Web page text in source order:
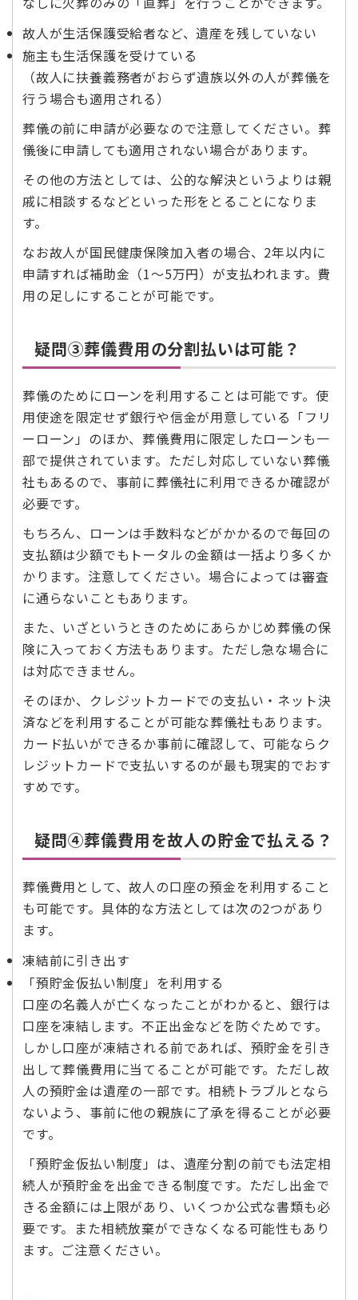
故人が生活保護受給者など、遺産を残していない
施主も生活保護を受けている
（故人に扶養義務者がおらず遺族以外の人が葬儀を
行う場合も適用される）
葬儀の前に申請が必要なので注意してください。葬
儀後に申請しても適用されない場合があります。
その他の方法としては、公的な解決というよりは親
戚に相談するなどといった形をとることになりま
す。
なお故人が国民健康保険加入者の場合、2年以内に
申請すれば補助金（1～5万円）が支払われます。費
用の足しにすることが可能です。
疑問③葬儀費用の分割払いは可能？
葬儀のためにローンを利用することは可能です。使
用使途を限定せず銀行や信金が用意している「フリ
ーローン」のほか、葬儀費用に限定したローンも一
部で提供されています。ただし対応していない葬儀
社もあるので、事前に葬儀社に利用できるか確認が
必要です。
もちろん、ローンは手数料などがかかるので毎回の
支払額は少額でもトータルの金額は一括より多くか
かります。注意してください。場合によっては審査
に通らないこともあります。
また、いざというときのためにあらかじめ葬儀の保
険に入っておく方法もあります。ただし急な場合に
は対応できません。
そのほか、クレジットカードでの支払い・ネット決
済などを利用することが可能な葬儀社もあります。
カード払いができるか事前に確認して、可能ならク
レジットカードで支払いするのが最も現実的でおす
すめです。
疑問④葬儀費用を故人の貯金で払える？
葬儀費用として、故人の口座の預金を利用すること
も可能です。具体的な方法としては次の2つがあり
ます。
凍結前に引き出す
「預貯金仮払い制度」を利用する
口座の名義人が亡くなったことがわかると、銀行は
口座を凍結します。不正出金などを防ぐためです。
しかし口座が凍結される前であれば、預貯金を引き
出して葬儀費用に当てることが可能です。ただし故
人の預貯金は遺産の一部です。相続トラブルとなら
ないよう、事前に他の親族に了承を得ることが必要
です。
「預貯金仮払い制度」は、遺産分割の前でも法定相
続人が預貯金を出金できる制度です。ただし出金で
きる金額には上限があり、いくつか公式な書類も必
要です。また相続放棄ができなくなる可能性もあり
ます。ご注意ください。